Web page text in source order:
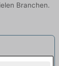
Branchen.